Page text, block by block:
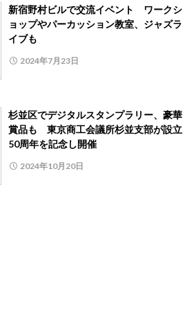
新宿野村ビルで交流イベント ワークシ
ョップやパーカッション教室、ジャズラ
イブも
2024年7月23日
杉並区でデジタルスタンプラリー、豪華
賞品も 東京商工会議所杉並支部が設立
50周年を記念し開催
2024年10月20日